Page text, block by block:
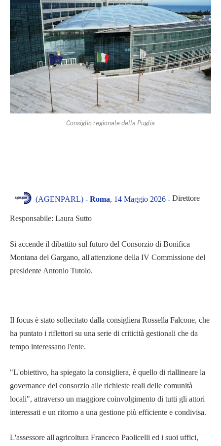
Consiglio regionale della Puglia
(AGENPARL) - Roma, 14 Maggio 2026 - Direttore
Responsabile: Laura Sutto
Si accende il dibattito sul futuro del Consorzio di Bonifica
Montana del Gargano, all'attenzione della IV Commissione del
presidente Antonio Tutolo.
Il focus è stato sollecitato dalla consigliera Rossella Falcone, che
ha puntato i riflettori su una serie di criticità gestionali che da
tempo interessano l'ente.
"L'obiettivo, ha spiegato la consigliera, è quello di riallineare la
governance del consorzio alle richieste reali delle comunità
locali", attraverso un maggiore coinvolgimento di tutti gli attori
interessati e un ritorno a una gestione più efficiente e condivisa.
L'assessore all'agricoltura Franceco Paolicelli ed i suoi uffici,